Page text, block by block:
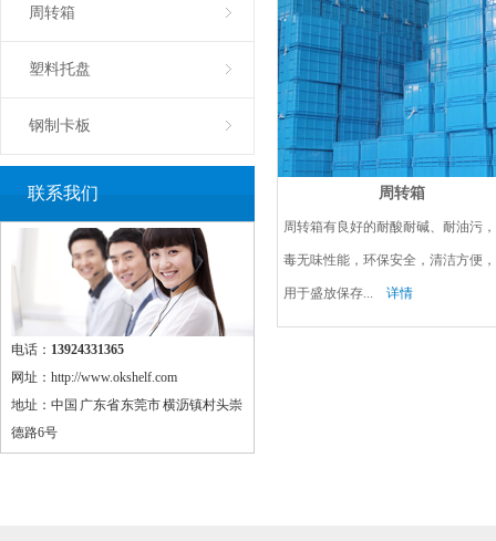
周转箱
塑料托盘
钢制卡板
联系我们
电话： 13924331365
网址：http://www.okshelf.com
地址：中国 广东省 东莞市 横沥镇村头崇
德路6号
周转箱
周转箱有良好的耐酸耐碱、耐油污
毒无味性能，环保安全，清洁方便
用于盛放保存... 详情